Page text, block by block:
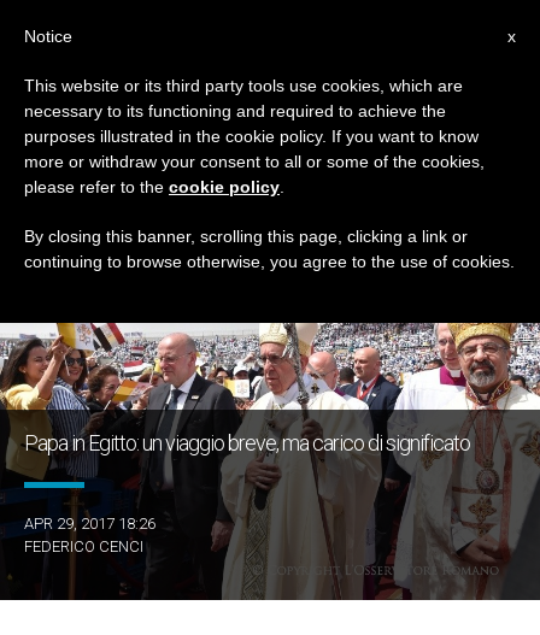
GIORNO
Aprile 29th, 2017
ULTIME NOTIZIE
Papa in Egitto: un viaggio breve, ma carico di significato
APR 29, 2017 18:26
FEDERICO CENCI
x
Notice
This website or its third party tools use cookies, which are
necessary to its functioning and required to achieve the
purposes illustrated in the cookie policy. If you want to know
more or withdraw your consent to all or some of the cookies,
please refer to the cookie policy
By closing this banner, scrolling this page, clicking a link or
continuing to browse otherwise, you agree to the use of cookies.